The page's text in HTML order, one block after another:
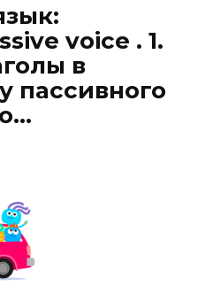
voice . 1.
в
пассивного